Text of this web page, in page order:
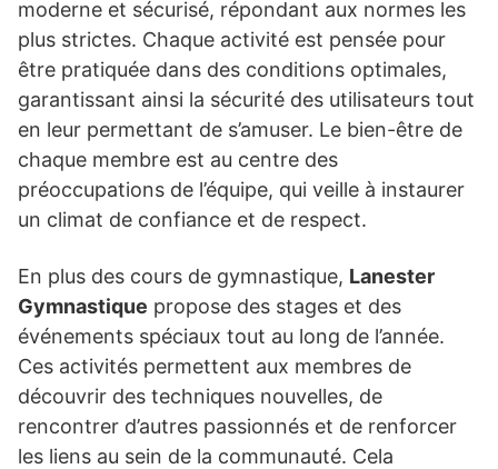
moderne et sécurisé, répondant aux normes les
plus strictes. Chaque activité est pensée pour
être pratiquée dans des conditions optimales,
garantissant ainsi la sécurité des utilisateurs tout
en leur permettant de s’amuser. Le bien-être de
chaque membre est au centre des
préoccupations de l’équipe, qui veille à instaurer
un climat de confiance et de respect.
En plus des cours de gymnastique, Lanester
Gymnastique propose des stages et des
événements spéciaux tout au long de l’année.
Ces activités permettent aux membres de
découvrir des techniques nouvelles, de
rencontrer d’autres passionnés et de renforcer
les liens au sein de la communauté. Cela